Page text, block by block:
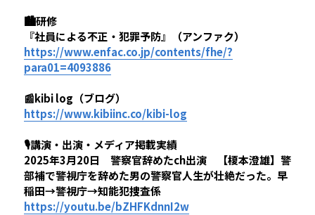
🏙️研修
『社員による不正・犯罪予防』（アンファク）
https://www.enfac.co.jp/contents/fhe/?
para01=4093886
📰kibi log（ブログ）
https://www.kibiinc.co/kibi-log
🎙️講演・出演・メディア掲載実績
2025年3月20日　警察官辞めたch出演　【榎本澄雄】警
部補で警視庁を辞めた男の警察官人生が壮絶だった。早
稲田→警視庁→知能犯捜査係
https://youtu.be/bZHFKdnnI2w